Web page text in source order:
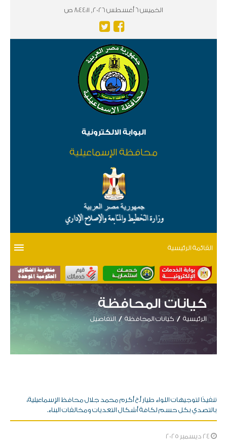
الخميس 6 أغسطس 2026, 8:44:11 ص
البوابة الالكترونية
محافظة الإسماعيلية
القائمة الرئيسية
كيانات المحافظة
الرئيسية كيانات المحافظة التفاصيل
تنفيذًا لتوجيهات اللواء طيار أ.ح أكرم محمد جلال محافظ الإسماعيلية،
بالتصدي بكل حسم لكافة أشكال التعديات ومخالفات البناء.